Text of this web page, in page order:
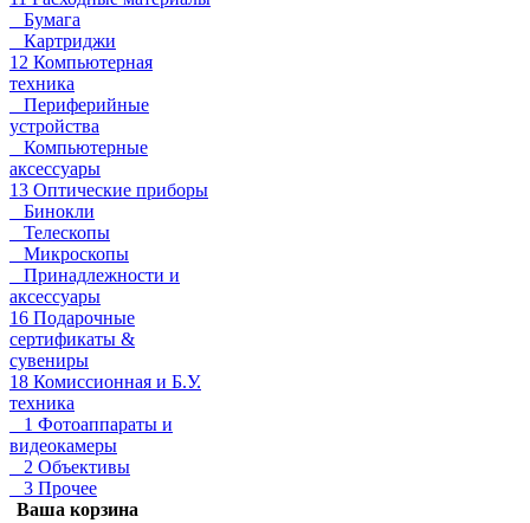
Бумага
Картриджи
12 Компьютерная
техника
Периферийные
устройства
Компьютерные
аксессуары
13 Оптические приборы
Бинокли
Телескопы
Микроскопы
Принадлежности и
аксессуары
16 Подарочные
сертификаты &
сувениры
18 Комиссионная и Б.У.
техника
1 Фотоаппараты и
видеокамеры
2 Объективы
3 Прочее
Ваша корзина